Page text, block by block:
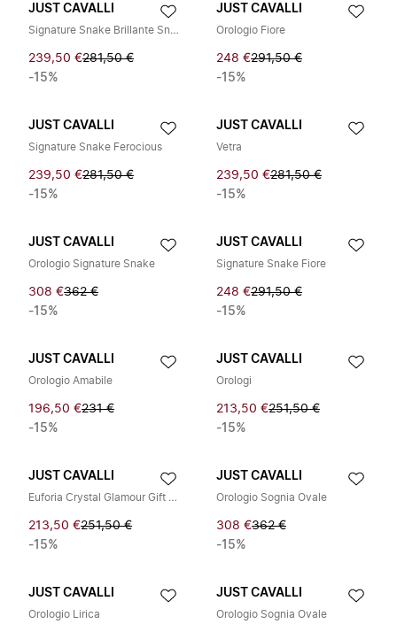
JUST CAVALLI
Signature Snake Brillante Snake JC1L326M0025 - Eleganza Pentagonale Petite in Oro
239,50 €281,50 €
-15%
JUST CAVALLI
Orologio Fiore
248 €291,50 €
-15%
JUST CAVALLI
Signature Snake Ferocious
239,50 €281,50 €
-15%
JUST CAVALLI
Vetra
239,50 €281,50 €
-15%
JUST CAVALLI
Orologio Signature Snake
308 €362 €
-15%
JUST CAVALLI
Signature Snake Fiore
248 €291,50 €
-15%
JUST CAVALLI
Orologio Amabile
196,50 €231 €
-15%
JUST CAVALLI
Orologi
213,50 €251,50 €
-15%
JUST CAVALLI
Euforia Crystal Glamour Gift Set
213,50 €251,50 €
-15%
JUST CAVALLI
Orologio Sognia Ovale
308 €362 €
-15%
JUST CAVALLI
Orologio Lirica
JUST CAVALLI
Orologio Sognia Ovale